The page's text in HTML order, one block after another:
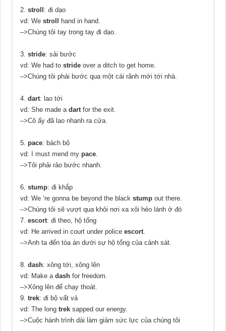
2.stroll : đi dạo
vd: Westroll
hand in hand.
–>Chúng tôi tay trong tay đi dạo.
3.stride: sải bước
vd: We had tostride over a ditch to get home.
–>Chúng tôi phải bước qua một cái rãnh mới tới nhà.
4.dart: lao tới
vd: She made adartfor the exit.
–>Cô ấy đã lao nhanh ra cửa.
5.pace: bách bộ
vd: I must mend mypace.
–>Tôi phải rảo bước nhanh.
6.stump: đi khắp
vd: We ‘re gonna be beyond the blackstump out there.
–>Chúng tôi sẽ vượt qua khỏi nơi xa xôi hẻo lánh ở đó
7.escort: đi theo, hộ tống
vd: He arrived in court under policeescort.
–>Anh ta đến tòa án dưới sự hộ tống của cảnh sát.
8.dash: xông tới, xông lên
vd: Make adash for freedom.
–>Xông lên để chạy thoát.
9.trek: đi bộ vất vả
vd: The longtrek sapped our energy.
–>Cuộc hành trình dài làm giảm sức lực của chúng tôi